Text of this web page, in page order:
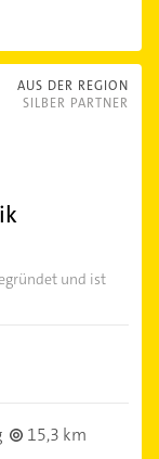
AUS DER REGION
SILBER PARTNER
und ist
15,3 km